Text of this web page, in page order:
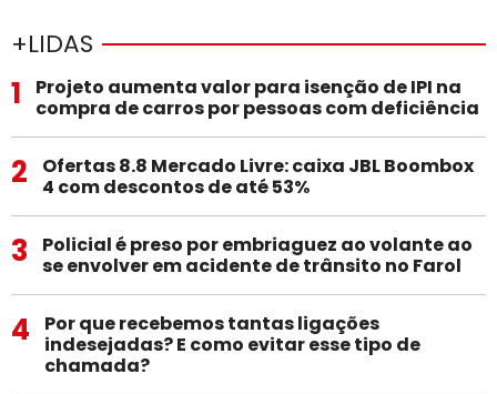
+LIDAS
1
Projeto aumenta valor para isenção de IPI na
compra de carros por pessoas com deficiência
2
Ofertas 8.8 Mercado Livre: caixa JBL Boombox
4 com descontos de até 53%
3
Policial é preso por embriaguez ao volante ao
se envolver em acidente de trânsito no Farol
4
Por que recebemos tantas ligações
indesejadas? E como evitar esse tipo de
chamada?